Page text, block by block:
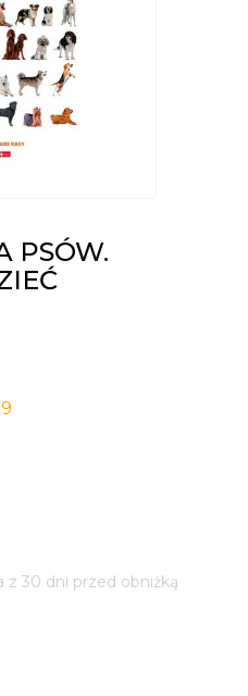
PSÓW.
z 30 dni przed obniżką